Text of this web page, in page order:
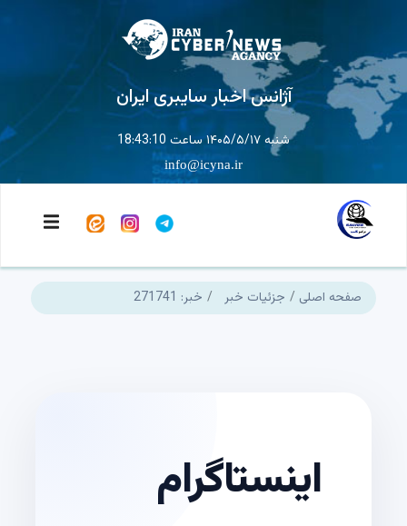
آژانس اخبار سایبری ایران
شنبه ۱۴۰۵/۵/۱۷ ساعت 18:43:11
info@icyna.ir
صفحه اصلی جزئیات خبر خبر: 271741
اینستاگرام